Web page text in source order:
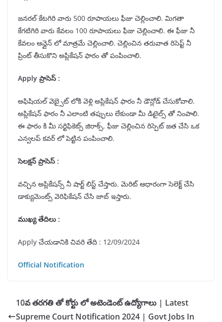
జనరల్ కేటగిరి వారు 500 రూపాయలు ఫీజు చెల్లించాలి. మిగతా
కేగటిగిరి వారు కేవలం 100 రూపాయలు ఫీజు చెల్లించాలి. ఈ ఫీజు నీ
కేవలం ఆన్లైన్ లో మాత్రమే చెల్లించాలి. చెల్లించిన తరువాత రిసెప్ట్ నీ
ప్రింట్ తీసుకొని అప్లికేషన్ ఫారం తో పంపించాలి.
Apply ప్రాసెస్ :
అఫిషియల్ వెబ్సైట్ లోకి వెళ్లి అప్లికేషన్ ఫారం నీ డౌన్లోడ్ చేసుకోవాలి.
అప్లికేషన్ ఫారం నీ ఎలాంటి తప్పులు లేకుండా మీ డిటైల్స్ తో నింపాలి.
ఈ ఫారం కి మీ సర్టిఫికెట్స్ జిరాక్స్, ఫీజు చెల్లించిన రిస్పెట్ జత చేసి ఒక
ఎన్వలప్ కవర్ లో పెట్టిన పంపించాలి.
సెలక్షన్ ప్రాసెస్ :
వచ్చిన అప్లికేషన్స్ నీ షార్ట్ లిస్ట్ చేస్తారు. మెరిట్ ఆధారంగా సెలెక్ట్ చేసి
డాక్యుమెంట్స్ వెరిఫికేషన్ చేసి జాబ్ ఇస్తారు.
ముఖ్య తేదిలు :
Apply చేయడానికి చివరి తేది : 12/09/2024
Official Notification
10వ తరగతి తో కోర్టు లో అటెండెంట్ ఉద్యోగాలు | Latest
Supreme Court Notification 2024 | Govt Jobs In